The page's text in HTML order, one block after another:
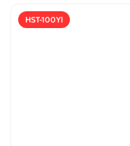
HST-100Yl